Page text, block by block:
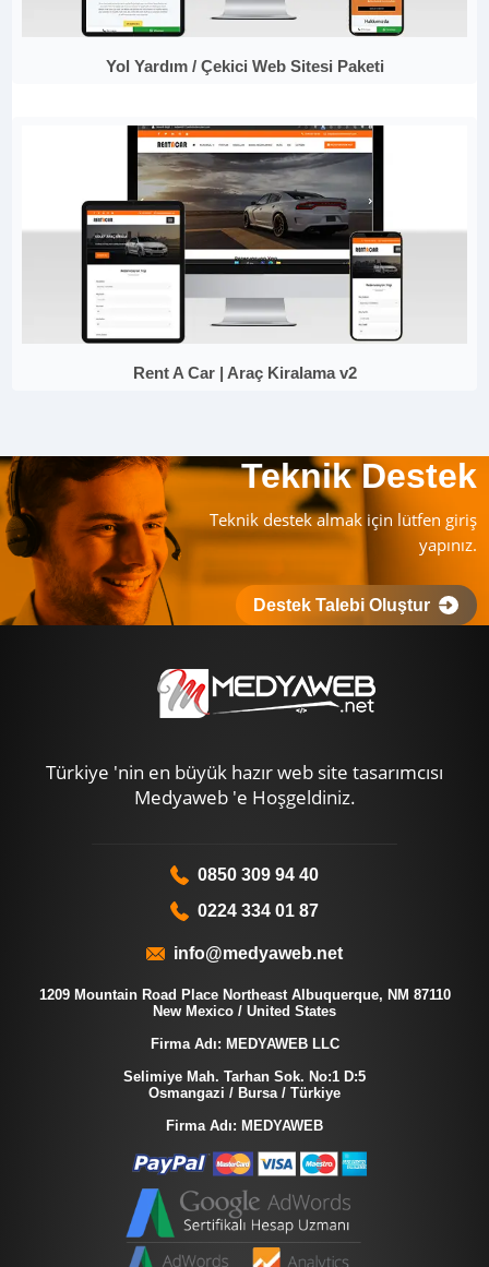
Yol Yardım / Çekici Web Sitesi Paketi
Rent A Car | Araç Kiralama v2
Teknik Destek
Teknik destek almak için lütfen giriş
yapınız.
Destek Talebi Oluştur
Türkiye 'nin en büyük hazır web site tasarımcısı
Medyaweb 'e Hoşgeldiniz.
0850 309 94 40
0224 334 01 87
info@medyaweb.net
1209 Mountain Road Place Northeast Albuquerque, NM 87110
New Mexico / United States
Firma Adı: MEDYAWEB LLC
Selimiye Mah. Tarhan Sok. No:1 D:5
Osmangazi / Bursa / Türkiye
Firma Adı: MEDYAWEB